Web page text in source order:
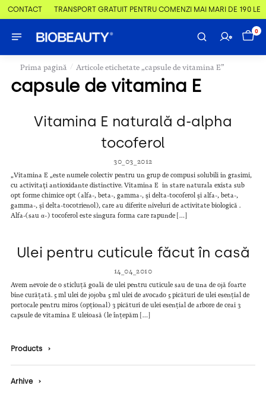
CONTACT TRANSPORT GRATUIT PENTRU COMENZI MAI MARI DE 190 LEI
0
Prima pagină / Articole etichetate „capsule de vitamina E”
capsule de vitamina E
Vitamina E naturală d-alpha
tocoferol
30_03_2012
„Vitamina E „este numele colectiv pentru un grup de compusi solubili in grasimi,
cu activitaţi antioxidante distinctive. Vitamina E in stare naturala exista sub
opt forme chimice opt (alfa-, beta-, gamma-, şi delta-tocoferol şi alfa-, beta-,
gamma-, şi delta-tocotrienol), care au diferite niveluri de activitate biologică .
Alfa-(sau α-) tocoferol este singura forma care rapunde […]
Ulei pentru cuticule făcut în casă
14_04_2010
Avem nevoie de o sticluță goală de ulei pentru cuticule sau de una de ojă foarte
bine curățată. 5 ml ulei de jojoba 5 ml ulei de avocado 5 picături de ulei esențial de
portocale pentru miros (opțional) 3 picături de ulei esențial de arbore de ceai 3
capsule de vitamina E uleioasă (le înțepăm […]
Products ›
Arhive ›